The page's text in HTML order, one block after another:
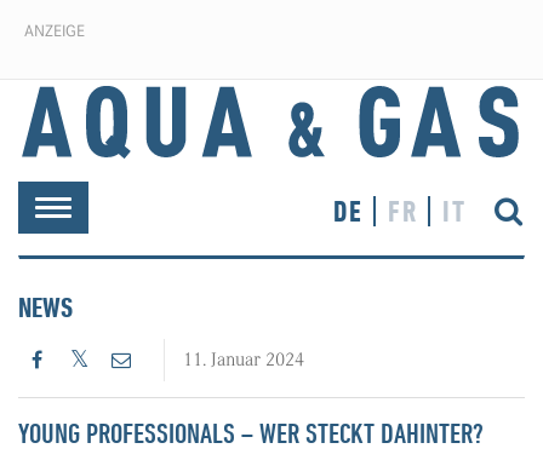
ANZEIGE
Toggle
navigation
DE FR IT
NEWS
11. Januar 2024
YOUNG PROFESSIONALS – WER STECKT DAHINTER?